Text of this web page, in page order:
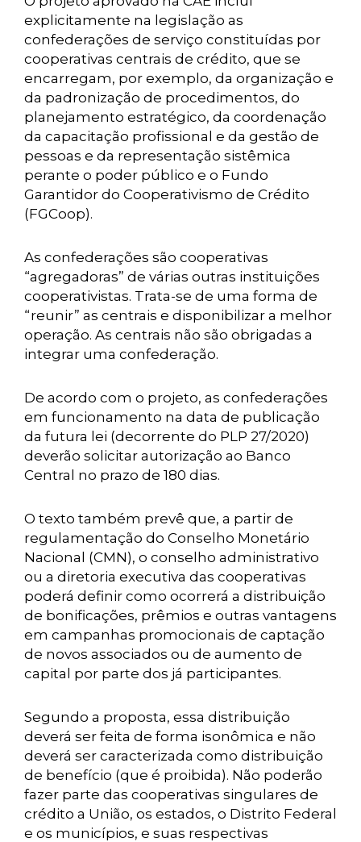
explicitamente na legislação as
confederações de serviço constituídas por
cooperativas centrais de crédito, que se
encarregam, por exemplo, da organização e
da padronização de procedimentos, do
planejamento estratégico, da coordenação
da capacitação profissional e da gestão de
pessoas e da representação sistêmica
perante o poder público e o Fundo
Garantidor do Cooperativismo de Crédito
(FGCoop).
As confederações são cooperativas
“agregadoras” de várias outras instituições
cooperativistas. Trata-se de uma forma de
“reunir” as centrais e disponibilizar a melhor
operação. As centrais não são obrigadas a
integrar uma confederação.
De acordo com o projeto, as confederações
em funcionamento na data de publicação
da futura lei (decorrente do PLP 27/2020)
deverão solicitar autorização ao Banco
Central no prazo de 180 dias.
O texto também prevê que, a partir de
regulamentação do Conselho Monetário
Nacional (CMN), o conselho administrativo
ou a diretoria executiva das cooperativas
poderá definir como ocorrerá a distribuição
de bonificações, prêmios e outras vantagens
em campanhas promocionais de captação
de novos associados ou de aumento de
capital por parte dos já participantes.
Segundo a proposta, essa distribuição
deverá ser feita de forma isonômica e não
deverá ser caracterizada como distribuição
de benefício (que é proibida). Não poderão
fazer parte das cooperativas singulares de
crédito a União, os estados, o Distrito Federal
e os municípios, e suas respectivas